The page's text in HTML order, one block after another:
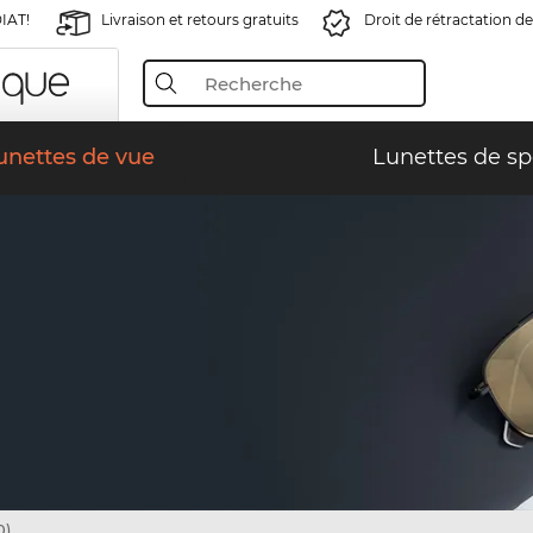
Livraison et retours gratuits Droit de rétractation
de vue Lunettes de